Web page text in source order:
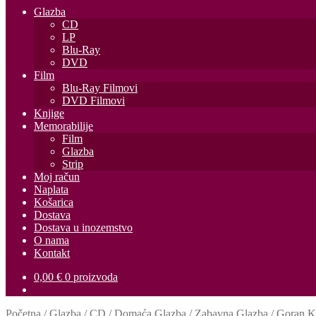
Glazba
CD
LP
Blu-Ray
DVD
Film
Blu-Ray Filmovi
DVD Filmovi
Knjige
Memorabilije
Film
Glazba
Strip
Moj račun
Naplata
Košarica
Dostava
Dostava u inozemstvo
O nama
Kontakt
0,00 € 0 proizvoda
Početna /Glazba /CD /Domaća Glazba / Zabavna Glazba /Goran